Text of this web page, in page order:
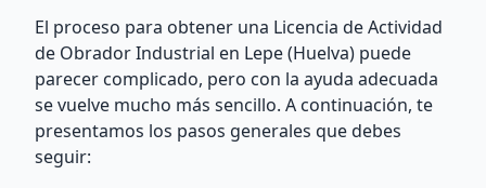
El proceso para obtener una Licencia de Actividad
de Obrador Industrial en Lepe (Huelva) puede
parecer complicado, pero con la ayuda adecuada
se vuelve mucho más sencillo. A continuación, te
presentamos los pasos generales que debes
seguir: